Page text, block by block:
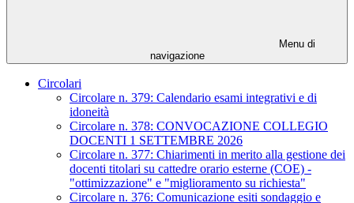
Menu di
navigazione
Circolari
Circolare n. 379: Calendario esami integrativi e di
idoneità
Circolare n. 378: CONVOCAZIONE COLLEGIO
DOCENTI 1 SETTEMBRE 2026
Circolare n. 377: Chiarimenti in merito alla gestione dei
docenti titolari su cattedre orario esterne (COE) -
"ottimizzazione" e "miglioramento su richiesta"
Circolare n. 376: Comunicazione esiti sondaggio e